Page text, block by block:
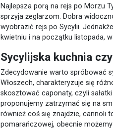
Najlepsza porą na rejs po Morzu
sprzyja żeglarzom. Dobra
wyobrazić rejs po Sycylii.
kwietniu i na początku listopada,
Sycylijska kuchnia
Zdecydowanie warto spróbować
Włoszech, charakteryzuje się
skosztować caponaty, czyli
proponujemy zatrzymać się na
również coś się znajdzie, cannoli
pomarańczowej, obecnie